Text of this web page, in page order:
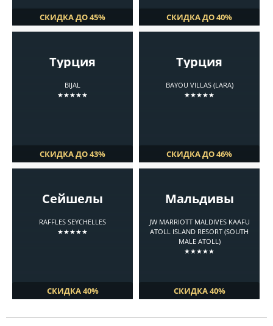
СКИДКА ДО 45% СКИДКА ДО 40%
Турция
BIJAL
★★★★★
СКИДКА ДО 43%
Турция
BAYOU VILLAS (LARA)
★★★★★
СКИДКА ДО 46%
Сейшелы
RAFFLES SEYCHELLES
★★★★★
СКИДКА 40%
Мальдивы
JW MARRIOTT MALDIVES KAAFU
ATOLL ISLAND RESORT (SOUTH
MALE ATOLL)
★★★★★
СКИДКА 40%